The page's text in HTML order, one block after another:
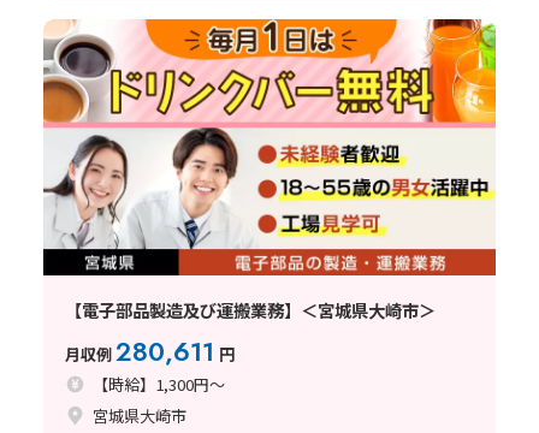
【電子部品製造及び運搬業務】＜宮城県大崎市＞
月収例280,611 円
【時給】1,300円～
宮城県大崎市